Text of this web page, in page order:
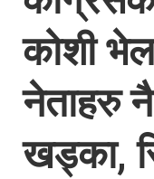
कोशी
नेताहरु
खड्का,